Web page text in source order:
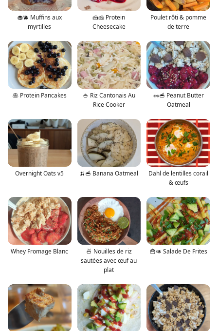
🧁🫐 Muffins aux
myrtilles
🍰🧀 Protein
Cheesecake
Poulet rôti & pomme
de terre
🥞 Protein Pancakes
🍚 Riz Cantonais Au
Rice Cooker
🥜🥣 Peanut Butter
Oatmeal
Overnight Oats v5 🍌🥣 Banana Oatmeal
Dahl de lentilles corail
& œufs
Whey Fromage Blanc
🍜 Nouilles de riz
sautées avec œuf au
plat
🍟🥑 Salade De Frites